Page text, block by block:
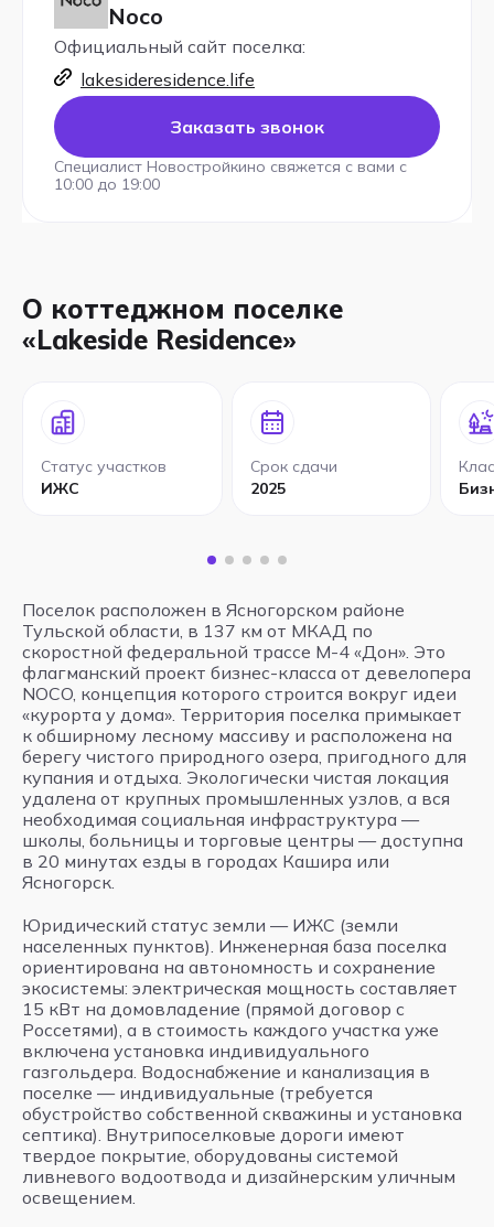
Noco
Официальный сайт поселка:
lakesideresidence.life
Заказать звонок
Специалист Новостройкино свяжется с вами с
10:00 до 19:00
О коттеджном поселке
«Lakeside Residence»
Статус участков
ИЖС
Срок сдачи
2025
Поселок расположен в Ясногорском районе
Тульской области, в 137 км от МКАД по
скоростной федеральной трассе М-4 «Дон». Это
флагманский проект бизнес-класса от девелопера
NOCO, концепция которого строится вокруг идеи
«курорта у дома». Территория поселка примыкает
к обширному лесному массиву и расположена на
берегу чистого природного озера, пригодного для
купания и отдыха. Экологически чистая локация
удалена от крупных промышленных узлов, а вся
необходимая социальная инфраструктура —
школы, больницы и торговые центры — доступна
в 20 минутах езды в городах Кашира или
Ясногорск.
Юридический статус земли — ИЖС (земли
населенных пунктов). Инженерная база поселка
ориентирована на автономность и сохранение
экосистемы: электрическая мощность составляет
15 кВт на домовладение (прямой договор с
Россетями), а в стоимость каждого участка уже
включена установка индивидуального
газгольдера. Водоснабжение и канализация в
поселке — индивидуальные (требуется
обустройство собственной скважины и установка
септика). Внутрипоселковые дороги имеют
твердое покрытие, оборудованы системой
ливневого водоотвода и дизайнерским уличным
освещением.